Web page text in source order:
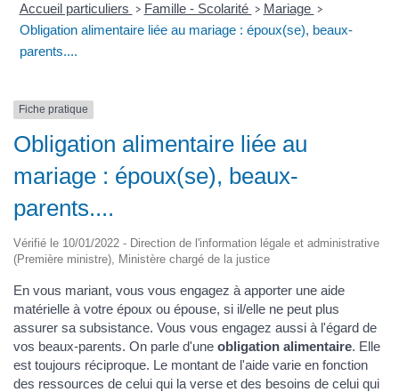
Accueil particuliers > Famille - Scolarité > Mariage >
Obligation alimentaire liée au mariage : époux(se), beaux-
parents....
Fiche pratique
Obligation alimentaire liée au
mariage : époux(se), beaux-
parents....
Vérifié le 10/01/2022 - Direction de l'information légale et administrative
(Première ministre), Ministère chargé de la justice
En vous mariant, vous vous engagez à apporter une aide
matérielle à votre époux ou épouse, si il/elle ne peut plus
assurer sa subsistance. Vous vous engagez aussi à l'égard de
vos beaux-parents. On parle d'une obligation alimentaire. Elle
est toujours réciproque. Le montant de l'aide varie en fonction
des ressources de celui qui la verse et des besoins de celui qui